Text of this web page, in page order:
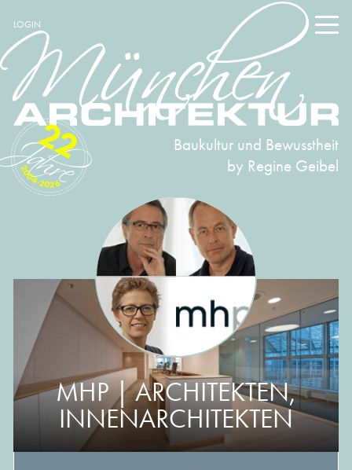
LOGIN
Baukultur und Bewusstheit
by Regine Geibel
2004-2026
22
MHP | ARCHITEKTEN,
INNENARCHITEKTEN